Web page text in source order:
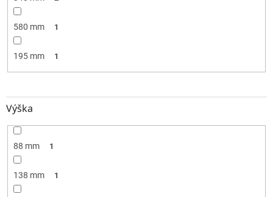
580 mm 1
195 mm 1
Výška
88 mm 1
138 mm 1